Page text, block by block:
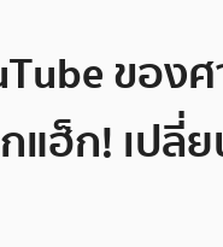
ของ
แฮ็ก! เปลี่